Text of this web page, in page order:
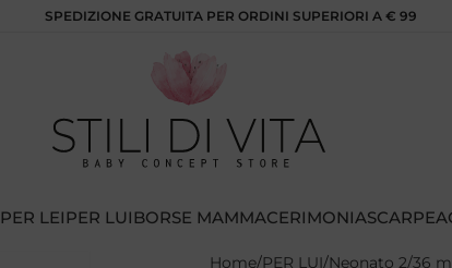
SPEDIZIONE GRATUITA PER ORDINI SUPERIORI A € 99
PER LEIPER LUIBORSE MAMMACERIMONIASCARPE
Home PER LUI Neonato 2/36